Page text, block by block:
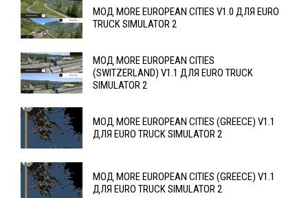
МОД MORE EUROPEAN CITIES V1.0 ДЛЯ EURO
TRUCK SIMULATOR 2
МОД MORE EUROPEAN CITIES
(SWITZERLAND) V1.1 ДЛЯ EURO TRUCK
SIMULATOR 2
МОД MORE EUROPEAN CITIES (GREECE) V1.1
ДЛЯ EURO TRUCK SIMULATOR 2
МОД MORE EUROPEAN CITIES (GREECE) V1.1
ДЛЯ EURO TRUCK SIMULATOR 2